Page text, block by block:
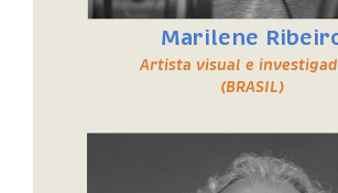
Marilene
Artista visual e
(BRASIL)